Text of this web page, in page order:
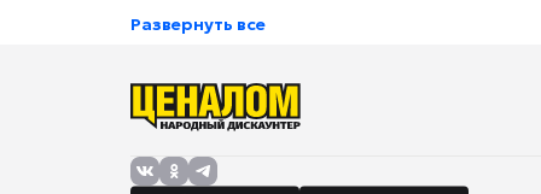
Питание
Длина сетевого шнура
Габариты и вес
Ширина
Высота
Развернуть все